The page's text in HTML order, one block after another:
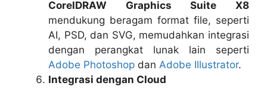
CorelDRAW Graphics Suite X8
mendukung beragam format file, seperti
AI, PSD, dan SVG, memudahkan integrasi
dengan perangkat lunak lain seperti
Adobe Photoshop dan Adobe Illustrator.
Integrasi dengan Cloud